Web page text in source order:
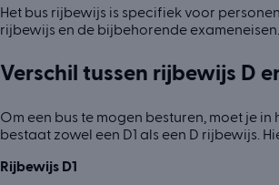
Het bus rijbewijs is specifiek voor
rijbewijs en de bijbehorende exameneisen.
Verschil tussen rijbewijs D
Om een bus te mogen besturen, moet je in
bestaat zowel een D1 als een D rijbewijs.
Rijbewijs D1